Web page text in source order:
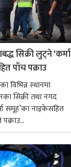
सिक्री लुट्ने ‘कर्मा
पाँच पक्राउ
विभिन्न स्थानमा
सिक्री तथा नगद
समूह’का नाइकेसहित